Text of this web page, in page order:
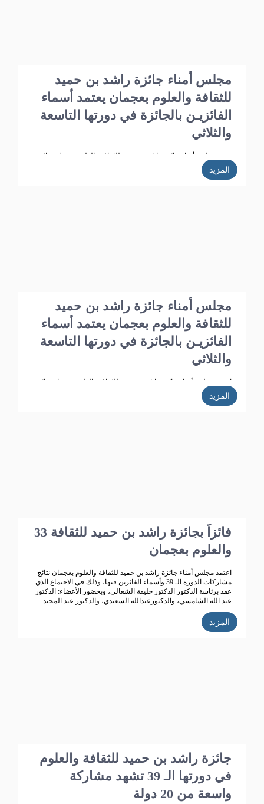
مجلس أمناء جائزة راشد بن حميد
للثقافة والعلوم بعجمان يعتمد أسماء
الفائزيـن بالجائزة في دورتها التاسعة
والثلاثي
عتمد مجلس أمناء جائزة راشد بن حميد للثقافة والعلوم بعجمان نتائج
عقد برئاسة الدكتور أ.د. خليفـة الشعالـي وبحضور الأعضاء: أ.د. عبد الله
المزيد
مجلس أمناء جائزة راشد بن حميد
للثقافة والعلوم بعجمان يعتمد أسماء
الفائزيـن بالجائزة في دورتها التاسعة
والثلاثي
اعتمد مجلس أمناء جائزة راشد بن حميد للثقافة والعلوم بعجمان نتائج
عقد برئاسة الدكتور أ.د. خليفـة الشعالـي وبحضور الأعضاء: ، أ.د. عبد
المزيد
33 فائزاً بجائزة راشد بن حميد للثقافة
والعلوم بعجمان
اعتمد مجلس أمناء جائزة راشد بن حميد للثقافة والعلوم بعجمان نتائج
مشاركات الدورة الـ 39 وأسماء الفائزين فيها، وذلك في الاجتماع الذي
عقد برئاسة الدكتور الدكتور خليفة الشعالي، وبحضور الأعضاء: الدكتور
عبد الله الشامسي، والدكتورعبدالله السعيدي، والدكتور عبد المجيد
الخاجة، والدكتور خالد الخاجة، والدكتور سيف الشعالي، والدكتورة نهلة
القاسمي، وأحمد حبيب الغريب، وخميس عبدالله، ونجيبة محمد
الرفاعي. وفائقة هلال بو هزاع
المزيد
جائزة راشد بن حميد للثقافة والعلوم
في دورتها الـ 39 تشهد مشاركة
واسعة من 20 دولة